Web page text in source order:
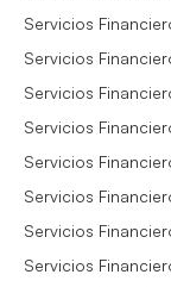
Servicios
Servicios
Servicios
Servicios
Servicios
Servicios
Servicios
Servicios